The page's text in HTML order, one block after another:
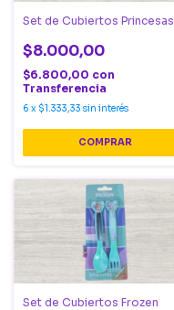
Set de Cubiertos Princesas
$8.000,00
$6.800,00 con
Transferencia
6 x $1.333,33 sin interés
Set de Cubiertos Frozen